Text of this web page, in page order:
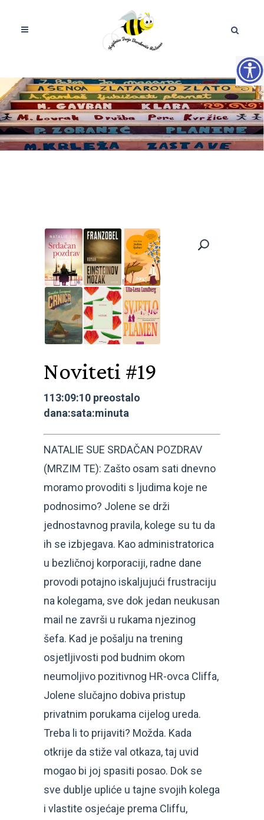
Noviteti #19
113:09:10 preostalo
dana:sata:minuta
NATALIE SUE SRDAČAN POZDRAV
(MRZIM TE): Zašto osam sati dnevno
moramo provoditi s ljudima koje ne
podnosimo? Jolene se drži
jednostavnog pravila, kolege su tu da
ih se izbjegava. Kao administratorica
u bezličnoj korporaciji, radne dane
provodi potajno iskaljujući frustraciju
na kolegama, sve dok jedan neukusan
mail ne završi u rukama njezinog
šefa. Kad je pošalju na trening
osjetljivosti pod budnim okom
neumoljivo pozitivnog HR-ovca Cliffa,
Jolene slučajno dobiva pristup
privatnim porukama cijelog ureda.
Treba li to prijaviti? Možda. Kada
otkrije da stiže val otkaza, taj uvid
mogao bi joj spasiti posao. Dok se
sve dublje upliće u tajne svojih kolega
i vlastite osjećaje prema Cliffu,